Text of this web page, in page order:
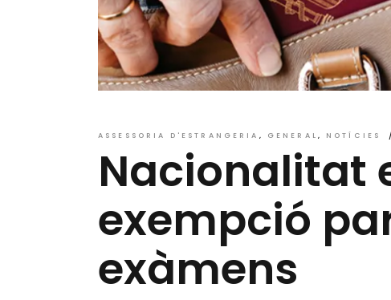
ASSESSORIA D'ESTRANGERIA GENERAL NOTÍCIES
Nacionalitat
exempció
exàmens